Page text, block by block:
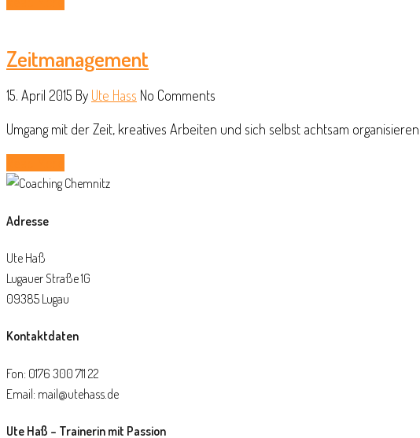
Zeitmanagement
15. April 2015 By Ute Hass No Comments
Umgang mit der Zeit, kreatives Arbeiten und sich selbst achtsam
Adresse
Ute Haß
Lugauer Straße 1G
09385 Lugau
Kontaktdaten
Fon: 0176 300 711 22
Email: mail@utehass.de
Ute Haß – Trainerin mit Passion